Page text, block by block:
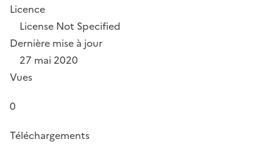
Licence
License Not Specified
Dernière mise à jour
27 mai 2020
Vues
0
Téléchargements